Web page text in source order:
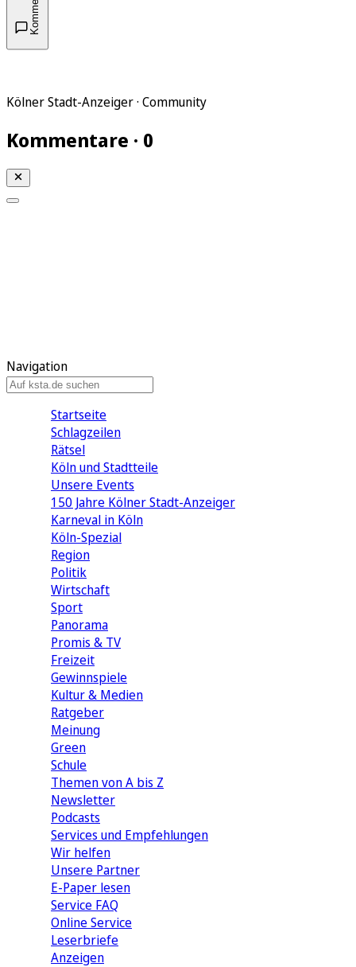
Kölner Stadt-Anzeiger · Community
Kommentare · 0
Navigation
Startseite
Schlagzeilen
Rätsel
Köln und Stadtteile
Unsere Events
150 Jahre Kölner Stadt-Anzeiger
Karneval in Köln
Köln-Spezial
Region
Politik
Wirtschaft
Sport
Panorama
Promis & TV
Freizeit
Gewinnspiele
Kultur & Medien
Ratgeber
Meinung
Green
Schule
Themen von A bis Z
Newsletter
Podcasts
Services und Empfehlungen
Wir helfen
Unsere Partner
E-Paper lesen
Service FAQ
Online Service
Leserbriefe
Anzeigen